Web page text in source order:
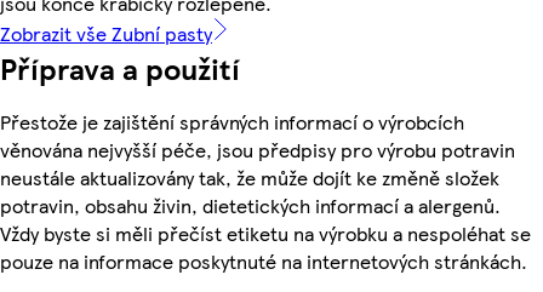
Zobrazit vše Zubní pasty
Příprava a použití
Přestože je zajištění správných informací o výrobcích
věnována nejvyšší péče, jsou předpisy pro výrobu potravin
neustále aktualizovány tak, že může dojít ke změně složek
potravin, obsahu živin, dietetických informací a alergenů.
Vždy byste si měli přečíst etiketu na výrobku a nespoléhat se
pouze na informace poskytnuté na internetových stránkách.